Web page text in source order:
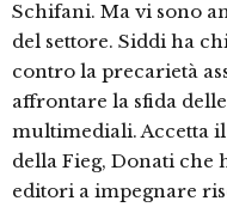
Schifani. Ma vi sono
del settore. Siddi ha
contro la precarietà
affrontare la sfida
multimediali. Accetta
della Fieg, Donati che
editori a impegnare